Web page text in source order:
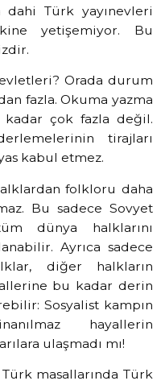
Türk yayınevleri
yetişemiyor. Bu
Orada durum
fazla. Okuma yazma
kadar çok fazla değil.
tirajları
kabul etmez.
folkloru daha
Bu sadece Sovyet
dünya halklarını
Ayrıca sadece
diğer halkların
bu kadar derin
Sosyalist kampın
hayallerin
ulaşmadı mı!
masallarında Türk